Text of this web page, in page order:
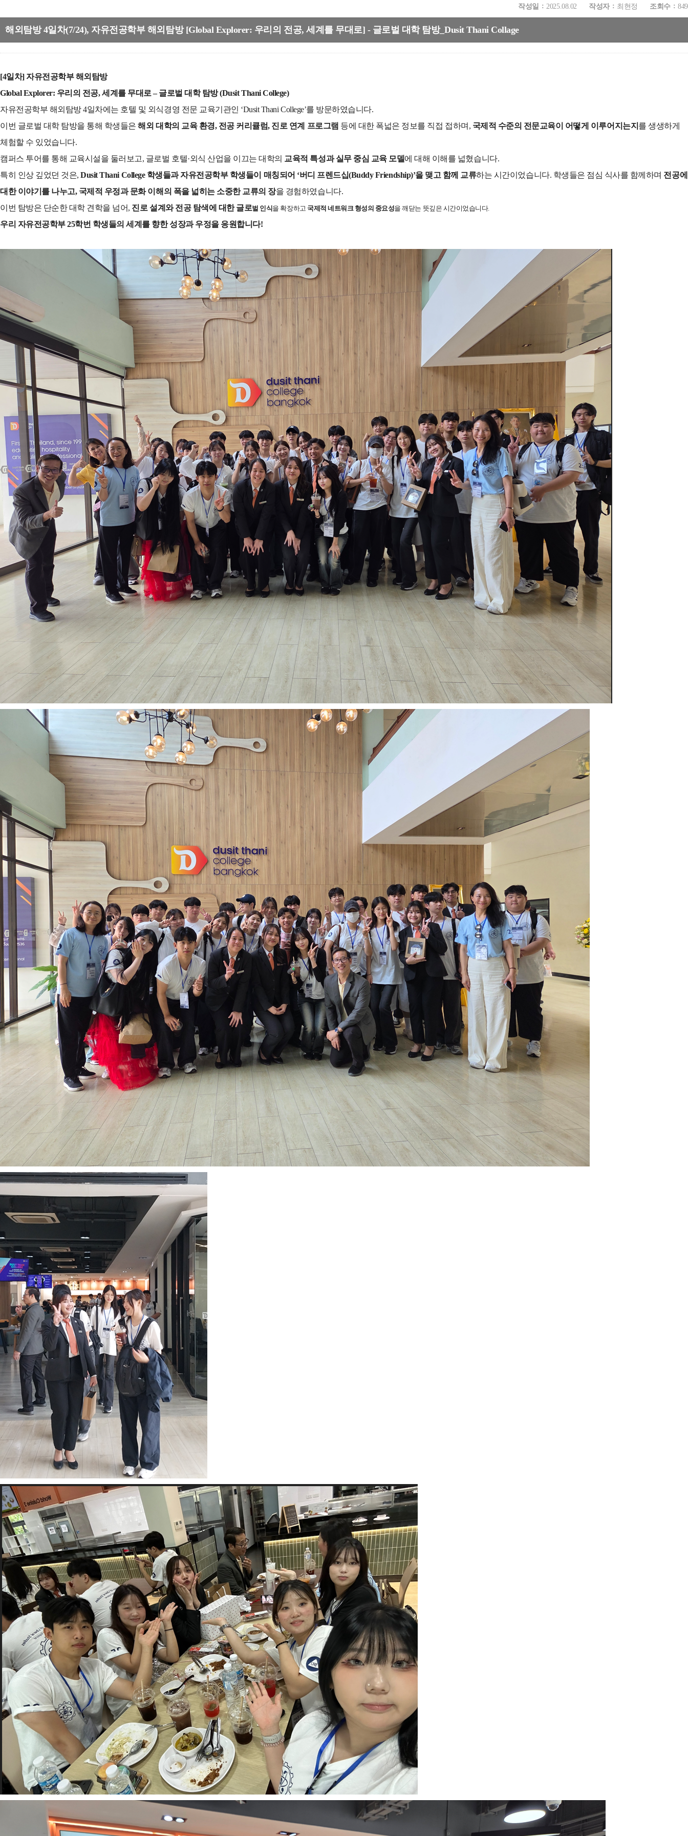
작성일 2025.08.02 작성자 최현정 조회수 849
해외탐방 4일차(7/24), 자유전공학부 해외탐방 [Global Explorer: 우리의 전공, 세계를 무대로] - 글로벌 대학 탐방_Dusit Thani Collage
[4일차] 자유전공학부 해외탐방
Global Explorer: 우리의 전공, 세계를 무대로 – 글로벌 대학 탐방 (Dusit Thani College)
자유전공학부 해외탐방 4일차에는 호텔 및 외식경영 전문 교육기관인 ‘Dusit Thani College’를 방문하였습니다.
이번 글로벌 대학 탐방을 통해 학생들은해외 대학의 교육 환경, 전공 커리큘럼, 진로 연계 프로그램 등에 대한 폭넓은 정보를 직접 접하며, 국제적 수준의 전문교육이 어떻게 이루어지는지 를 생생하게
체험할 수 있었습니다.
캠퍼스 투어를 통해 교육시설을 둘러보고, 글로벌 호텔·외식 산업을 이끄는 대학의 교육적 특성과 실무 중심 교육 모델에 대해 이해를 넓혔습니다.
특히 인상 깊었던 것은,Dusit Thani College 학생들과 자유전공학부 학생들이 매칭되어 ‘버디 프렌드십(Buddy Friendship)’을 맺고 함께 교류하는 시간이었습니다. 학생들은 점심 식사를 함께하며 전공에
대한 이야기를 나누고, 국제적 우정과 문화 이해의 폭을 넓히는 소중한 교류의 장을 경험하였습니다.
이번 탐방은 단순한 대학 견학을 넘어, 진로 설계와 전공 탐색에 대한 글로벌 인식을 확장하고 국제적 네트워크 형성의 중요성을 깨닫는 뜻깊은 시간이었습니다.
우리 자유전공학부 25학번 학생들의 세계를 향한 성장과 우정을 응원합니다!